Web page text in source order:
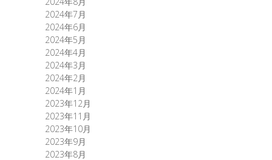
2024年7月
2024年6月
2024年5月
2024年4月
2024年3月
2024年2月
2024年1月
2023年12月
2023年11月
2023年10月
2023年9月
2023年8月